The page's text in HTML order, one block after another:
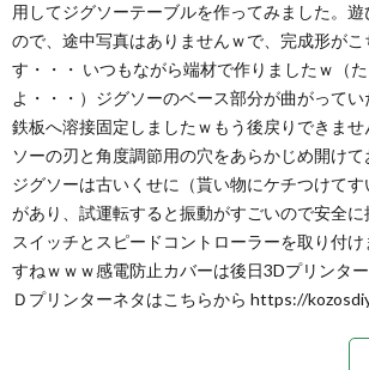
用してジグソーテーブルを作ってみました。
ので、途中写真はありませんｗで、完成形がこ
す・・・ いつもながら端材で作りましたｗ（
よ・・・）ジグソーのベース部分が曲がって
鉄板へ溶接固定しましたｗもう後戻りできま
ソーの刃と角度調節用の穴をあらかじめ開け
ジグソーは古いくせに（貰い物にケチつけて
があり、試運転すると振動がすごいので安全
スイッチとスピードコントローラーを取り付
すねｗｗｗ感電防止カバーは後日3Dプリンタ
Ｄプリンターネタはこちらから https://